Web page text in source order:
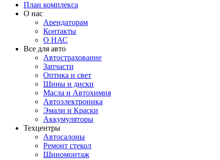
План комплекса
О нас
Арендаторам
Контакты
О НАС
Все для авто
Автострахование
Запчасти
Оптика и свет
Шины и диски
Масла и Автохимия
Автоэлектроника
Эмали и Краски
Аккумуляторы
Техцентры
Автосалоны
Ремонт стекол
Шиномонтаж